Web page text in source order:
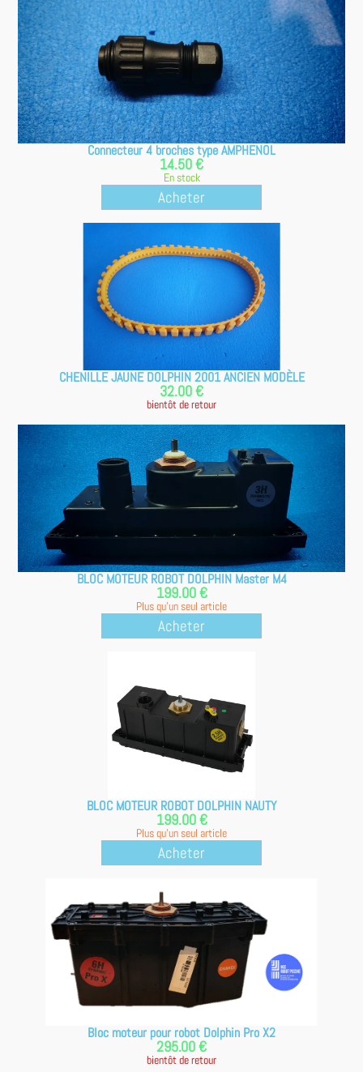
Connecteur 4 broches type AMPHENOL
14.50 €
En stock
Acheter
CHENILLE JAUNE DOLPHIN 2001 ANCIEN MODÈLE
32.00 €
bientôt de retour
BLOC MOTEUR ROBOT DOLPHIN Master M4
199.00 €
Plus qu'un seul article
Acheter
BLOC MOTEUR ROBOT DOLPHIN NAUTY
199.00 €
Plus qu'un seul article
Acheter
Bloc moteur pour robot Dolphin Pro X2
295.00 €
bientôt de retour